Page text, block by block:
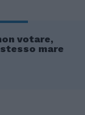
votare,
mare